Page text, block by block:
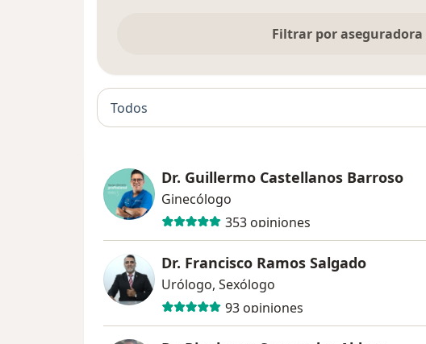
Filtrar por aseguradora
Todos
Dr. Guillermo Castellanos Barroso
Ginecólogo
353 opiniones
Dr. Francisco Ramos Salgado
Urólogo, Sexólogo
93 opiniones